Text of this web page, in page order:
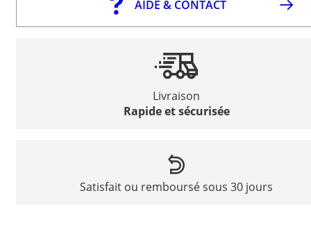
AIDE & CONTACT
Livraison
Rapide et sécurisée
Satisfait ou remboursé sous 30 jours